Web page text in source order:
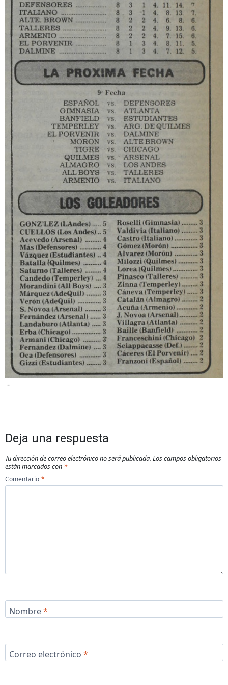
-
Deja una respuesta
Tu dirección de correo electrónico no será publicada. Los campos obligatorios
están marcados con *
Comentario *
Nombre*
Correo electrónico *